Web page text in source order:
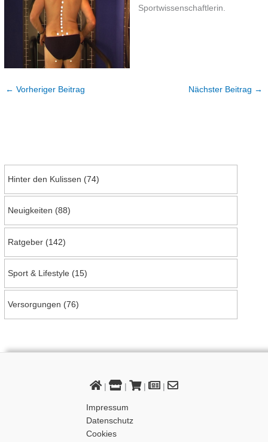
Hinter den Kulissen (74)
Neuigkeiten (88)
Ratgeber (142)
Sport & Lifestyle (15)
Versorgungen (76)
Sportwissenschaftlerin.
← Vorheriger Beitrag Nächster Beitrag →
| | | |
Impressum
Datenschutz
Cookies